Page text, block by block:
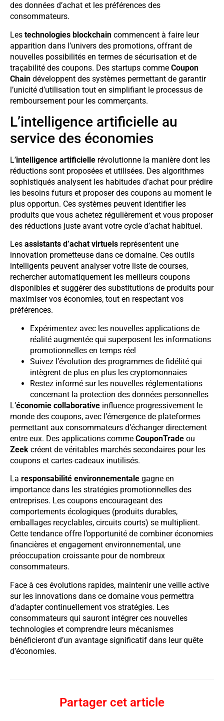
des données d’achat et les préférences des
consommateurs.
Les technologies blockchain commencent à faire leur
apparition dans l’univers des promotions, offrant de
nouvelles possibilités en termes de sécurisation et de
traçabilité des coupons. Des startups comme Coupon
Chain développent des systèmes permettant de garantir
l’unicité d’utilisation tout en simplifiant le processus de
remboursement pour les commerçants.
L’intelligence artificielle au
service des économies
L’intelligence artificielle révolutionne la manière dont les
réductions sont proposées et utilisées. Des algorithmes
sophistiqués analysent les habitudes d’achat pour prédire
les besoins futurs et proposer des coupons au moment le
plus opportun. Ces systèmes peuvent identifier les
produits que vous achetez régulièrement et vous proposer
des réductions juste avant votre cycle d’achat habituel.
Les assistants d’achat virtuels représentent une
innovation prometteuse dans ce domaine. Ces outils
intelligents peuvent analyser votre liste de courses,
rechercher automatiquement les meilleurs coupons
disponibles et suggérer des substitutions de produits pour
maximiser vos économies, tout en respectant vos
préférences.
Expérimentez avec les nouvelles applications de
réalité augmentée qui superposent les informations
promotionnelles en temps réel
Suivez l’évolution des programmes de fidélité qui
intègrent de plus en plus les cryptomonnaies
Restez informé sur les nouvelles réglementations
concernant la protection des données personnelles
L’économie collaborative influence progressivement le
monde des coupons, avec l’émergence de plateformes
permettant aux consommateurs d’échanger directement
entre eux. Des applications comme CouponTrade ou
Zeek créent de véritables marchés secondaires pour les
coupons et cartes-cadeaux inutilisés.
La responsabilité environnementale gagne en
importance dans les stratégies promotionnelles des
entreprises. Les coupons encourageant des
comportements écologiques (produits durables,
emballages recyclables, circuits courts) se multiplient.
Cette tendance offre l’opportunité de combiner économies
financières et engagement environnemental, une
préoccupation croissante pour de nombreux
consommateurs.
Face à ces évolutions rapides, maintenir une veille active
sur les innovations dans ce domaine vous permettra
d’adapter continuellement vos stratégies. Les
consommateurs qui sauront intégrer ces nouvelles
technologies et comprendre leurs mécanismes
bénéficieront d’un avantage significatif dans leur quête
d’économies.
Partager cet article